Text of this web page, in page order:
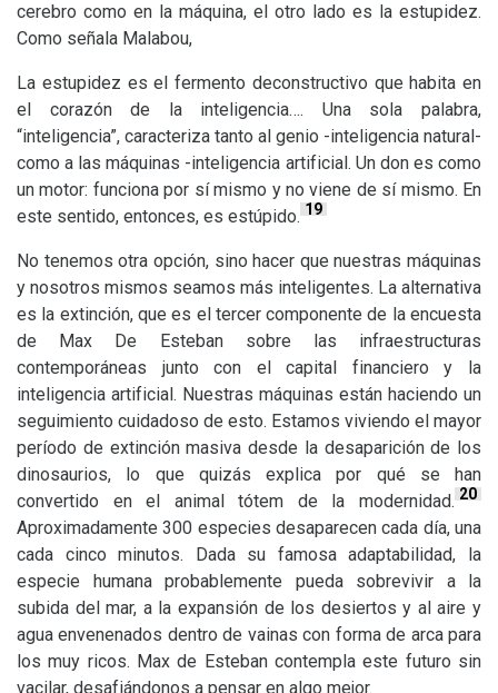
cerebro como en la máquina, el otro lado es la estupidez.
Como señala Malabou,
La estupidez es el fermento deconstructivo que habita en
el corazón de la inteligencia…. Una sola palabra,
“inteligencia”, caracteriza tanto al genio -inteligencia natural-
como a las máquinas -inteligencia artificial. Un don es como
un motor: funciona por sí mismo y no viene de sí mismo. En
este sentido, entonces, es estúpido. 19
No tenemos otra opción, sino hacer que nuestras máquinas
y nosotros mismos seamos más inteligentes. La alternativa
es la extinción, que es el tercer componente de la encuesta
de Max De Esteban sobre las infraestructuras
contemporáneas junto con el capital financiero y la
inteligencia artificial. Nuestras máquinas están haciendo un
seguimiento cuidadoso de esto. Estamos viviendo el mayor
período de extinción masiva desde la desaparición de los
dinosaurios, lo que quizás explica por qué se han
convertido en el animal tótem de la modernidad. 20
Aproximadamente 300 especies desaparecen cada día, una
cada cinco minutos. Dada su famosa adaptabilidad, la
especie humana probablemente pueda sobrevivir a la
subida del mar, a la expansión de los desiertos y al aire y
agua envenenados dentro de vainas con forma de arca para
los muy ricos. Max de Esteban contempla este futuro sin
vacilar, desafiándonos a pensar en algo mejor.